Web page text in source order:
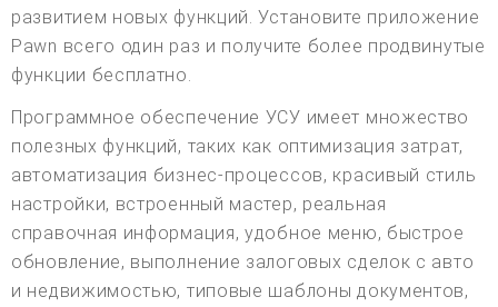
развитием новых функций. Установите приложение
Pawn всего один раз и получите более продвинутые
функции бесплатно.
Программное обеспечение УСУ имеет множество
полезных функций, таких как оптимизация затрат,
автоматизация бизнес-процессов, красивый стиль
настройки, встроенный мастер, реальная
справочная информация, удобное меню, быстрое
обновление, выполнение залоговых сделок с авто
и недвижимостью, типовые шаблоны документов,